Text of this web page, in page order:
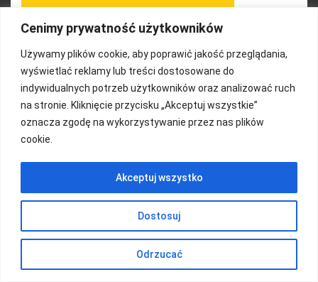
Cenimy prywatność użytkowników
Używamy plików cookie, aby poprawić jakość przeglądania,
wyświetlać reklamy lub treści dostosowane do
indywidualnych potrzeb użytkowników oraz analizować ruch
na stronie. Kliknięcie przycisku „Akceptuj wszystkie”
oznacza zgodę na wykorzystywanie przez nas plików
cookie.
Dostosuj
Odrzucać
Akceptuj wszystko
FUNDACJA KOLOROWO